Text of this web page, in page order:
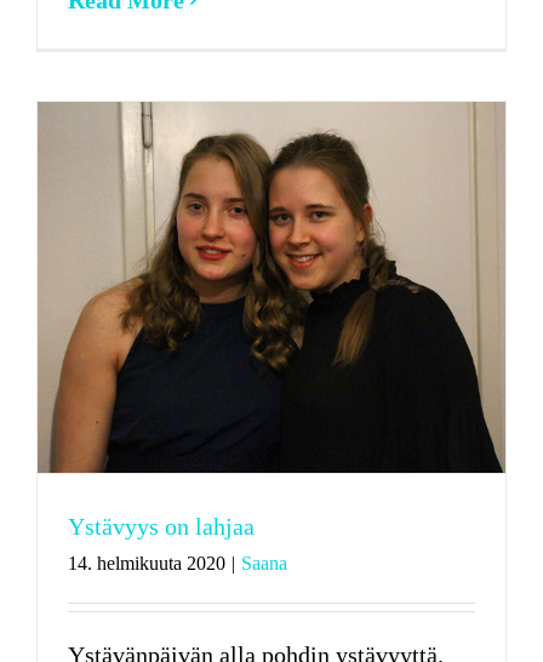
Ystävyys on lahjaa
14. helmikuuta 2020 | Saana
Ystävänpäivän alla pohdin ystävyyttä.